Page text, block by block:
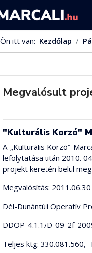
Ön itt van: Kezdőlap
Megvalósult
"Kulturális Korzó"
A „Kulturális Korzó”
lefolytatása után 2010.
projekt keretén belül
Megvalósítás: 2011.06.30
Dél-Dunántúli Operatív
DDOP-4.1.1/D-09-2f-
Teljes ktg: 330.081.560,-